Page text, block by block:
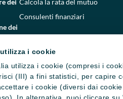
i cookie
utilizza i cookie (compresi i
(III) a fini statistici, per capire
i cookie (diversi dai
dei
dei
Calcola la rata del mutuo
Consulenti finanziari